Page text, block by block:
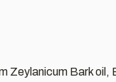
Zeylanicum Bark